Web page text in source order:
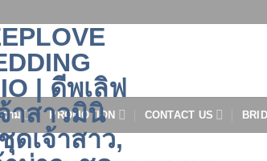
าม PROMOTION CONTACT US